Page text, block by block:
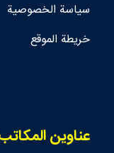
سياسة الخصوصية
خريطة الموقع
عناوين